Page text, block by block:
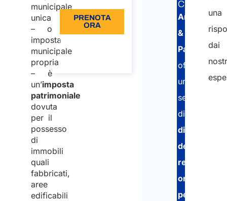
municipale
unica
– o
imposta
municipale
propria
– è
un’imposta
patrimoniale
dovuta
per il
possesso
di
immobili
quali
fabbricati,
aree
edificabili
PRENOTA
ORA
Arletti
&
Partners
offre
un
servizio
di
dei
redditi
online
per
una
dai